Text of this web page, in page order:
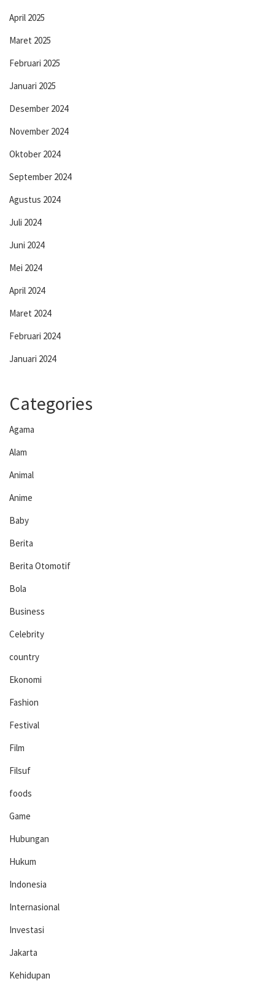
April 2025
Maret 2025
Februari 2025
Januari 2025
Desember 2024
November 2024
Oktober 2024
September 2024
Agustus 2024
Juli 2024
Juni 2024
Mei 2024
April 2024
Maret 2024
Februari 2024
Januari 2024
Categories
Agama
Alam
Animal
Anime
Baby
Berita
Berita Otomotif
Bola
Business
Celebrity
country
Ekonomi
Fashion
Festival
Film
Filsuf
foods
Game
Hubungan
Hukum
Indonesia
Internasional
Investasi
Jakarta
Kehidupan